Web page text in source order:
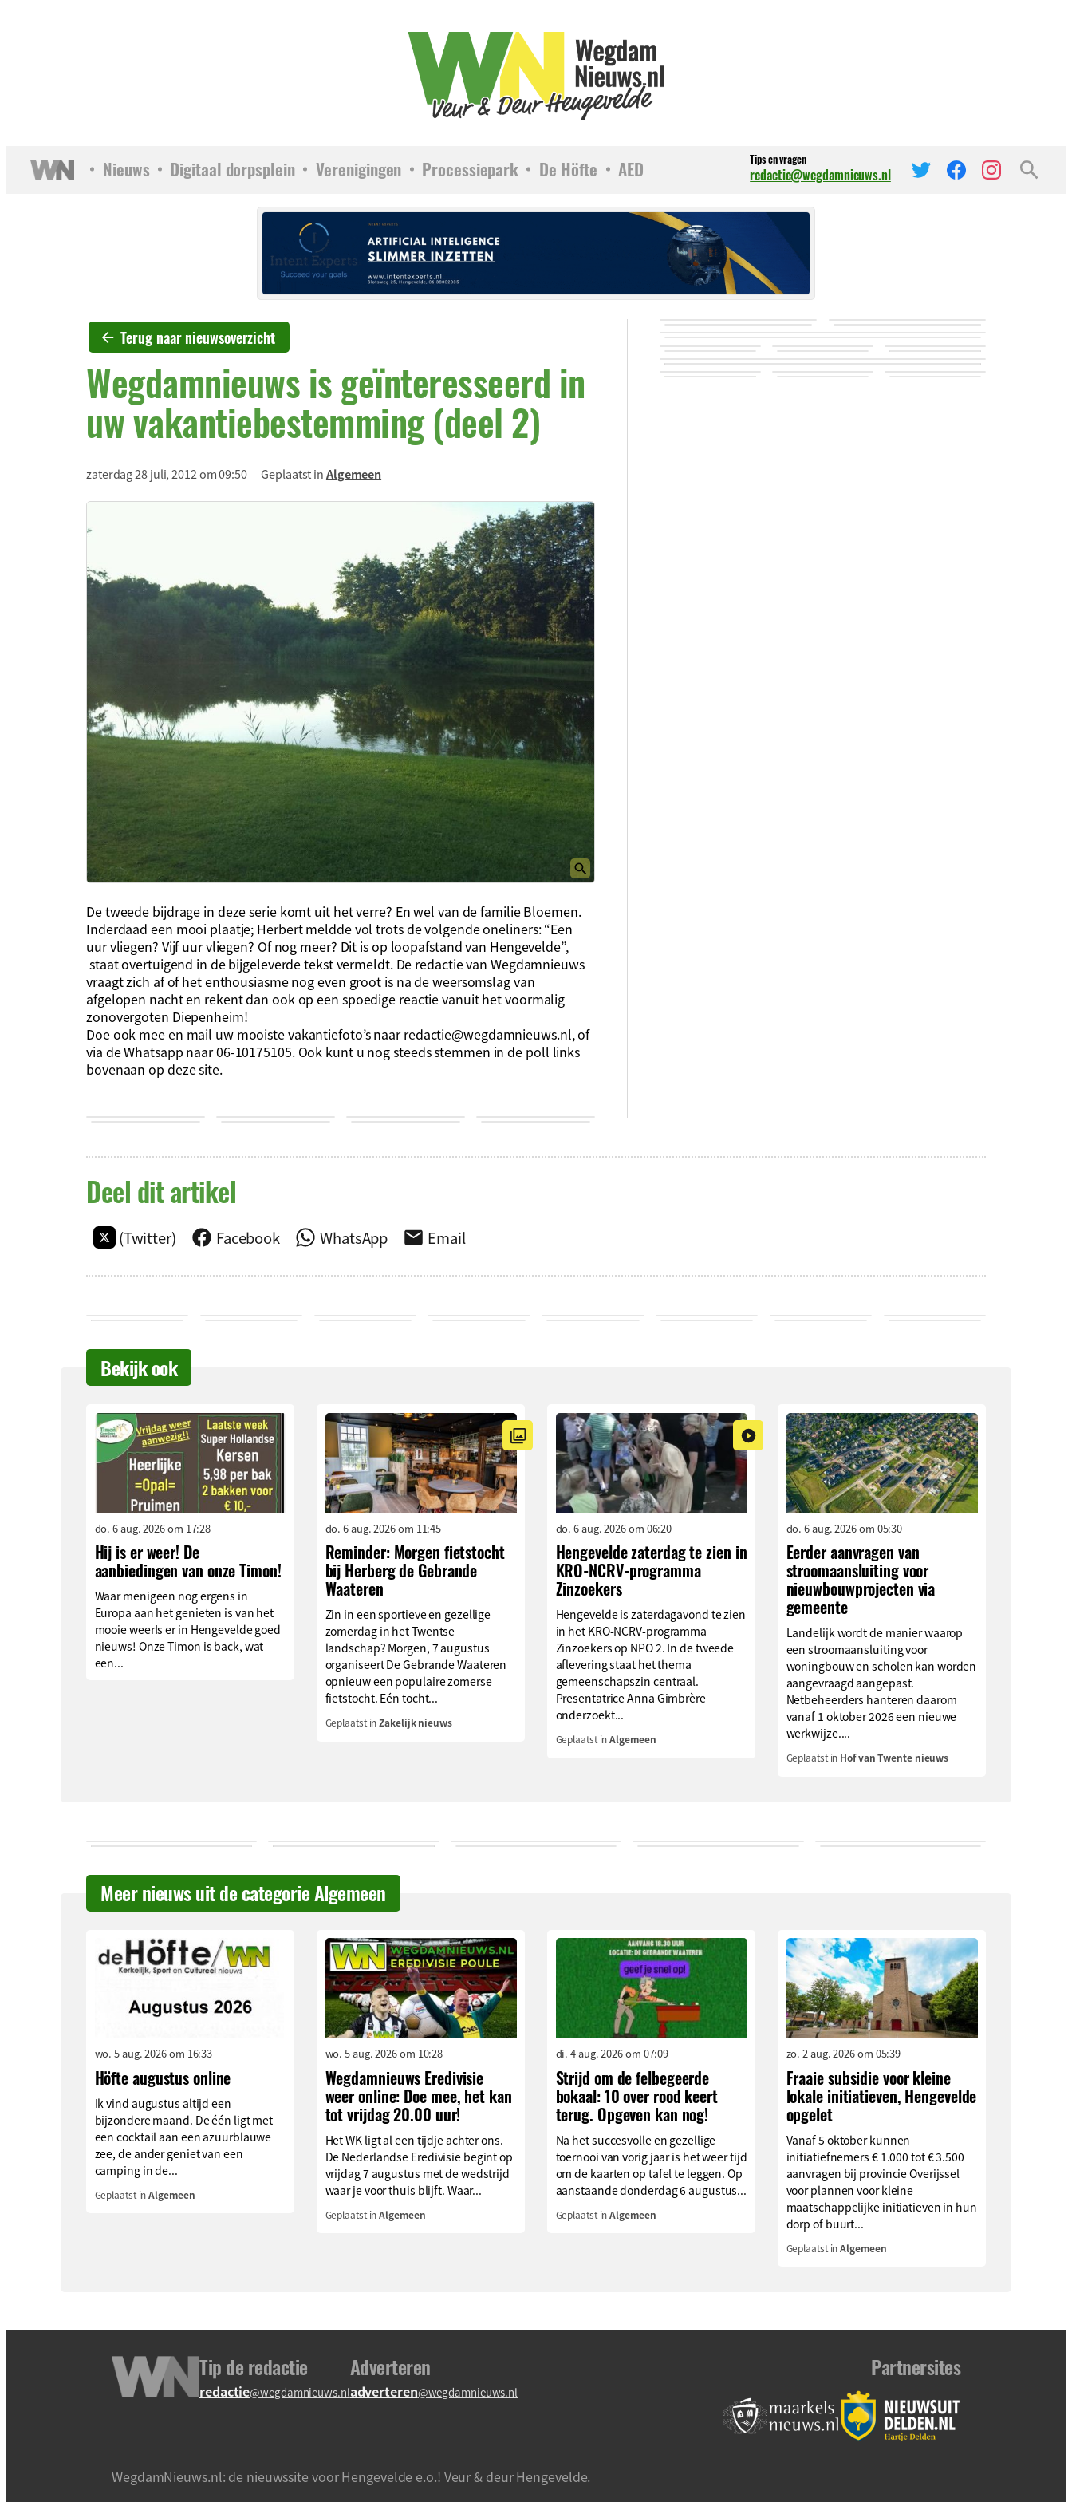
Nieuws Digitaal dorpsplein Verenigingen Processiepark De Höfte AED Tips en vragen
redactie@wegdamnieuws.nl
Terug naar nieuwsoverzicht
Wegdamnieuws is geïnteresseerd in
uw vakantiebestemming (deel 2)
zaterdag 28 juli, 2012 om 09:50 Geplaatst inAlgemeen
De tweede bijdrage in deze serie komt uit het verre? En wel van de familie Bloemen.
Inderdaad een mooi plaatje; Herbert meldde vol trots de volgende oneliners: “Een
uur vliegen? Vijf uur vliegen? Of nog meer? Dit is op loopafstand van Hengevelde”,
staat overtuigend in de bijgeleverde tekst vermeldt. De redactie van Wegdamnieuws
vraagt zich af of het enthousiasme nog even groot is na de weersomslag van
afgelopen nacht en rekent dan ook op een spoedige reactie vanuit het voormalig
zonovergoten Diepenheim!
Doe ook mee en mail uw mooiste vakantiefoto’s naarredactie@wegdamnieuws.nl, of
via de Whatsapp naar 06-10175105. Ook kunt u nog steeds stemmen in de poll links
bovenaan op deze site.
Deel dit artikel
(Twitter) Facebook WhatsApp Email
Bekijk ook
do. 6 aug. 2026 om 17:28
Hij is er weer! De
aanbiedingen van onze Timon!
Waar menigeen nog ergens in
Europa aan het genieten is van het
mooie weerIs er in Hengevelde goed
nieuws! Onze Timon is back, wat
een...
do. 6 aug. 2026 om 11:45
Reminder: Morgen fietstocht
bij Herberg de Gebrande
Waateren
Zin in een sportieve en gezellige
zomerdag in het Twentse
landschap? Morgen, 7 augustus
organiseert De Gebrande Waateren
opnieuw een populaire zomerse
fietstocht. Eén tocht...
Geplaatst inZakelijk nieuws
do. 6 aug. 2026 om 06:20
Hengevelde zaterdag te zien in
KRO-NCRV-programma
Zinzoekers
Hengevelde is zaterdagavond te zien
in het KRO-NCRV-programma
Zinzoekers op NPO 2. In de tweede
aflevering staat het thema
gemeenschapszin centraal.
Presentatrice Anna Gimbrère
onderzoekt...
Geplaatst inAlgemeen
do. 6 aug. 2026 om 05:30
Eerder aanvragen van
stroomaansluiting voor
nieuwbouwprojecten via
gemeente
Landelijk wordt de manier waarop
een stroomaansluiting voor
woningbouw en scholen kan worden
aangevraagd aangepast.
Netbeheerders hanteren daarom
vanaf 1 oktober 2026 een nieuwe
werkwijze....
Geplaatst in Hof van Twente nieuws
Meer nieuws uit de categorie Algemeen
wo. 5 aug. 2026 om 16:33
Höfte augustus online
Ik vind augustus altijd een
bijzondere maand. De één ligt met
een cocktail aan een azuurblauwe
zee, de ander geniet van een
camping in de...
Geplaatst inAlgemeen
wo. 5 aug. 2026 om 10:28
Wegdamnieuws Eredivisie
weer online: Doe mee, het kan
tot vrijdag 20.00 uur!
Het WK ligt al een tijdje achter ons.
De Nederlandse Eredivisie begint op
vrijdag 7 augustus met de wedstrijd
waar je voor thuis blijft. Waar...
Geplaatst inAlgemeen
di. 4 aug. 2026 om 07:09
Strijd om de felbegeerde
bokaal: 10 over rood keert
terug. Opgeven kan nog!
Na het succesvolle en gezellige
toernooi van vorig jaar is het weer tijd
om de kaarten op tafel te leggen. Op
aanstaande donderdag 6 augustus...
Geplaatst inAlgemeen
zo. 2 aug. 2026 om 05:39
Fraaie subsidie voor kleine
lokale initiatieven, Hengevelde
opgelet
Vanaf 5 oktober kunnen
initiatiefnemers € 1.000 tot € 3.500
aanvragen bij provincie Overijssel
voor plannen voor kleine
maatschappelijke initiatieven in hun
dorp of buurt...
Geplaatst inAlgemeen
Tip de redactie
redactie@wegdamnieuws.nl
Adverteren
adverteren@wegdamnieuws.nl
Partnersites
WegdamNieuws.nl: de nieuwssite voor Hengevelde e.o.! Veur & deur Hengevelde.